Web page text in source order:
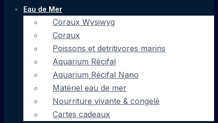
Eau de Mer
Coraux Wysiwyg
Coraux
Poissons et detritivores marins
Aquarium Récifal
Aquarium Récifal Nano
Matériel eau de mer
Nourriture vivante & congelé
Cartes cadeaux